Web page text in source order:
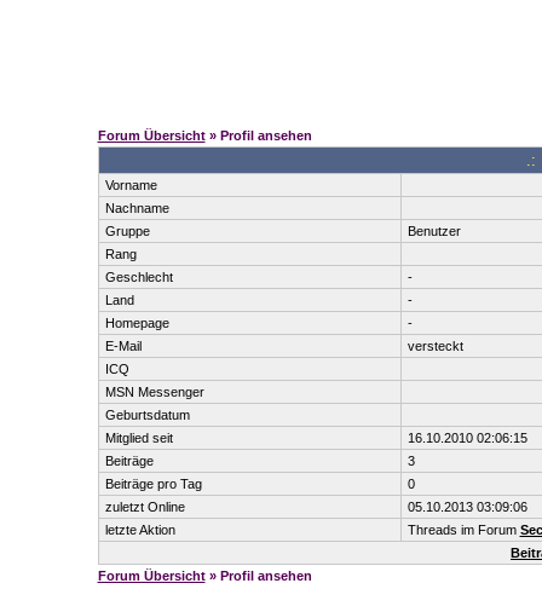
Forum Übersicht» Profil ansehen
.:
Vorname
Nachname
Gruppe
Benutzer
Rang
Geschlecht
-
Land
-
Homepage
-
E-Mail
versteckt
ICQ
MSN Messenger
Geburtsdatum
Mitglied seit
16.10.2010 02:06:15
Beiträge
3
Beiträge pro Tag
0
zuletzt Online
05.10.2013 03:09:06
letzte Aktion
Threads im Forum
Forum Übersicht» Profil ansehen